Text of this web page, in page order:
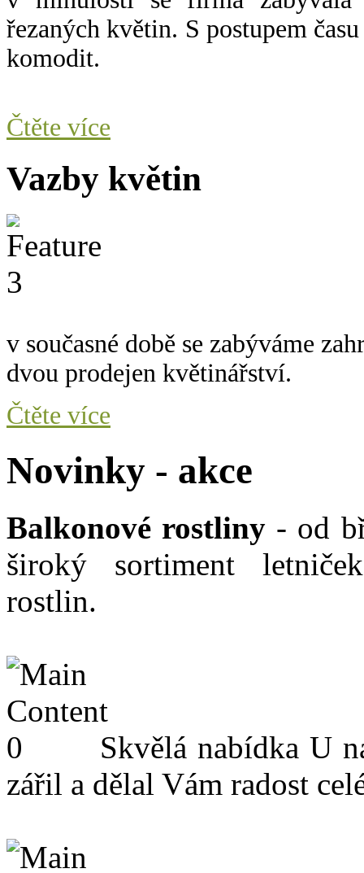
řezaných květin. S postupem
komodit.
Čtěte více
Vazby květin
v současné době se zabýváme
dvou prodejen květinářství.
Čtěte více
Novinky - akce
Balkonové rostliny - od
široký sortiment
rostlin.
Skvělá nabídka U
zářil a dělal Vám radost